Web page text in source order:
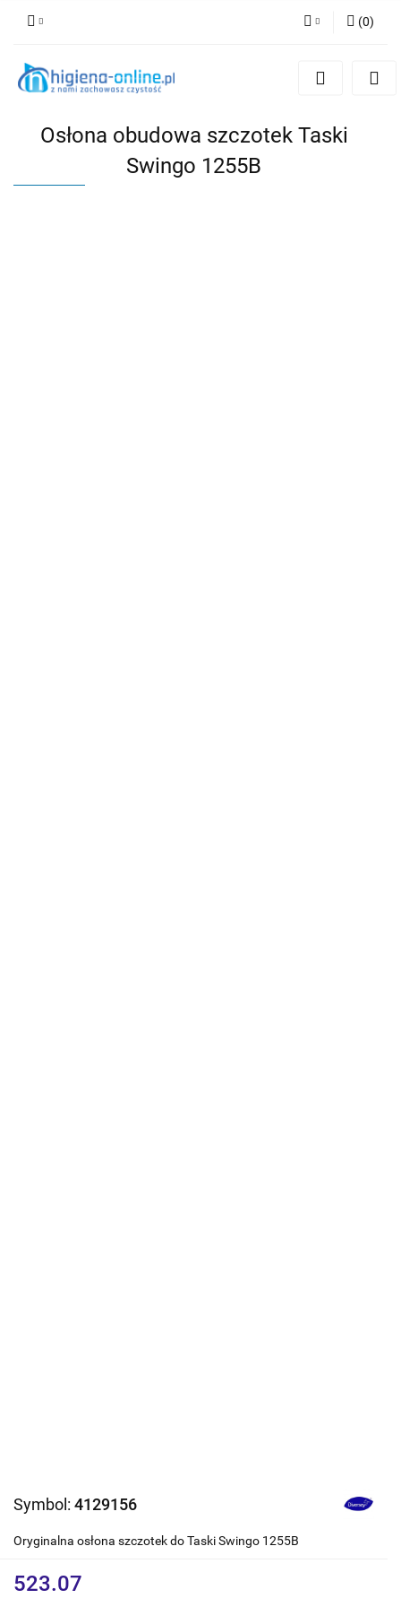
Zaloguj się
(0)
Osłona obudowa szczotek Taski
Swingo 1255B
Symbol: 4129156
Oryginalna osłona szczotek do Taski Swingo 1255B
523.07